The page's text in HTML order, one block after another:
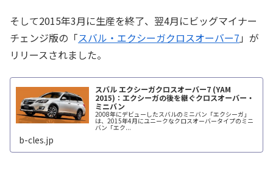
そして2015年3月に生産を終了、翌4月にビッグマイナー
チェンジ版の「スバル・エクシーガクロスオーバー7 」が
リリースされました。
スバル エクシーガクロスオーバー7 (YAM
2015)：エクシーガの後を継ぐクロスオーバー・
ミニバン
2008年にデビューしたスバルのミニバン「エクシーガ」
は、2015年4月にユニークなクロスオーバータイプのミニ
バン「エク...
b-cles.jp